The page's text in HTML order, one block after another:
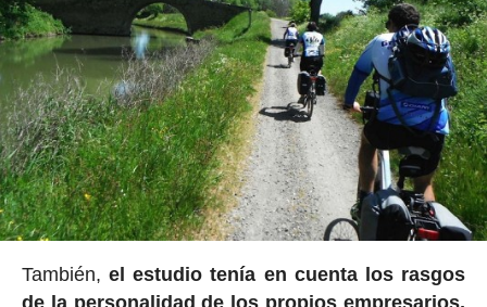
También, el estudio tenía en cuenta los rasgos
de la personalidad de los propios empresarios,